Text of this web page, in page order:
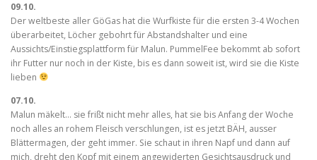
09.10.
Der weltbeste aller GöGas hat die Wurfkiste für die ersten 3-4 Wochen
überarbeitet, Löcher gebohrt für Abstandshalter und eine
Aussichts/Einstiegsplattform für Malun. PummelFee bekommt ab sofort
ihr Futter nur noch in der Kiste, bis es dann soweit ist, wird sie die Kiste
lieben
07.10.
Malun mäkelt… sie frißt nicht mehr alles, hat sie bis Anfang der Woche
noch alles an rohem Fleisch verschlungen, ist es jetzt BÄH, ausser
Blättermagen, der geht immer. Sie schaut in ihren Napf und dann auf
mich, dreht den Kopf mit einem angewiderten Gesichtsausdruck und